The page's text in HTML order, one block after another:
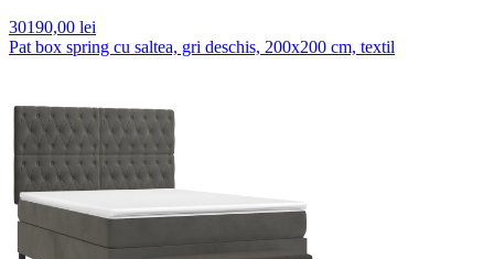
30190,00 lei
Pat box spring cu saltea, gri deschis, 200x200 cm, textil